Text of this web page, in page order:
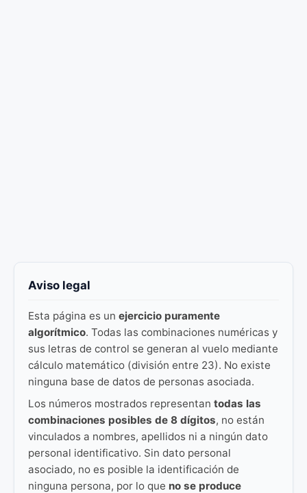
Aviso legal
Esta página es un ejercicio puramente
algorítmico. Todas las combinaciones numéricas y
sus letras de control se generan al vuelo mediante
cálculo matemático (división entre 23). No existe
ninguna base de datos de personas asociada.
Los números mostrados representan todas las
combinaciones posibles de 8 dígitos, no están
vinculados a nombres, apellidos ni a ningún dato
personal identificativo. Sin dato personal
asociado, no es posible la identificación de
ninguna persona, por lo que no se produce